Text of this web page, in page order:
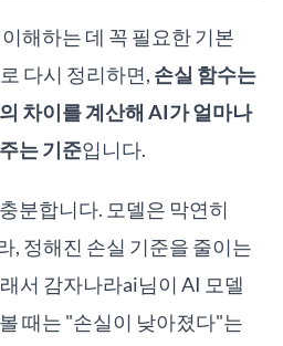
해하는 데 꼭 필요한 기본
다시 정리하면, 손실 함수는
차이를 계산해 AI가 얼마나
는 기준입니다.
분합니다. 모델은 막연히
, 정해진 손실 기준을 줄이는
서 감자나라ai님이 AI 모델
때는 "손실이 낮아졌다"는